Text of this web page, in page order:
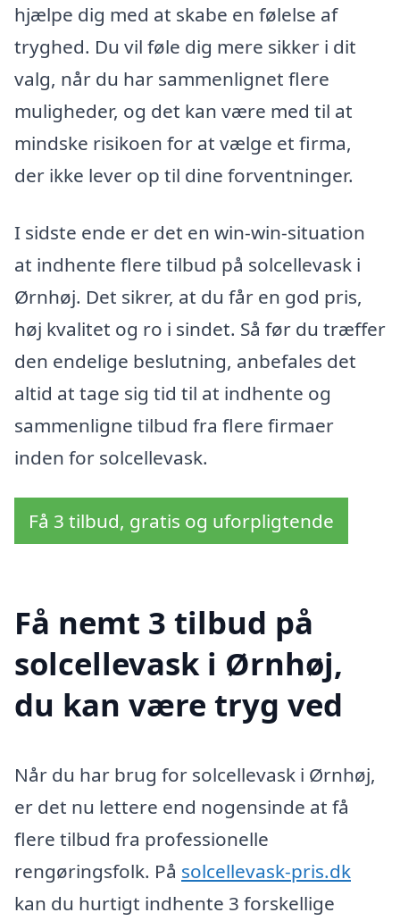
hjælpe dig med at skabe en følelse af
tryghed. Du vil føle dig mere sikker i dit
valg, når du har sammenlignet flere
muligheder, og det kan være med til at
mindske risikoen for at vælge et firma,
der ikke lever op til dine forventninger.
I sidste ende er det en win-win-situation
at indhente flere tilbud på solcellevask i
Ørnhøj. Det sikrer, at du får en god pris,
høj kvalitet og ro i sindet. Så før du træffer
den endelige beslutning, anbefales det
altid at tage sig tid til at indhente og
sammenligne tilbud fra flere firmaer
inden for solcellevask.
Få 3 tilbud, gratis og uforpligtende
Få nemt 3 tilbud på
solcellevask i Ørnhøj,
du kan være tryg ved
Når du har brug for solcellevask i Ørnhøj,
er det nu lettere end nogensinde at få
flere tilbud fra professionelle
rengøringsfolk. På solcellevask-pris.dk
kan du hurtigt indhente 3 forskellige